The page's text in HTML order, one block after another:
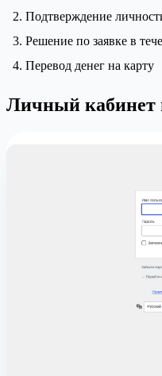
Подтверждение
Решение по заявке в
Перевод денег на карту
Личный кабинет